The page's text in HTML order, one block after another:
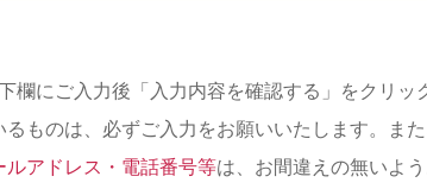
欄にご入力後「入力内容を確認する」をクリッ
るものは、必ずご入力をお願いいたします。ま
ルアドレス・電話番号等は、お間違えの無いよ